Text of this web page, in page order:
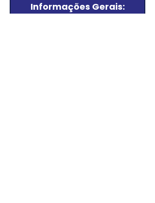
Informações Gerais: